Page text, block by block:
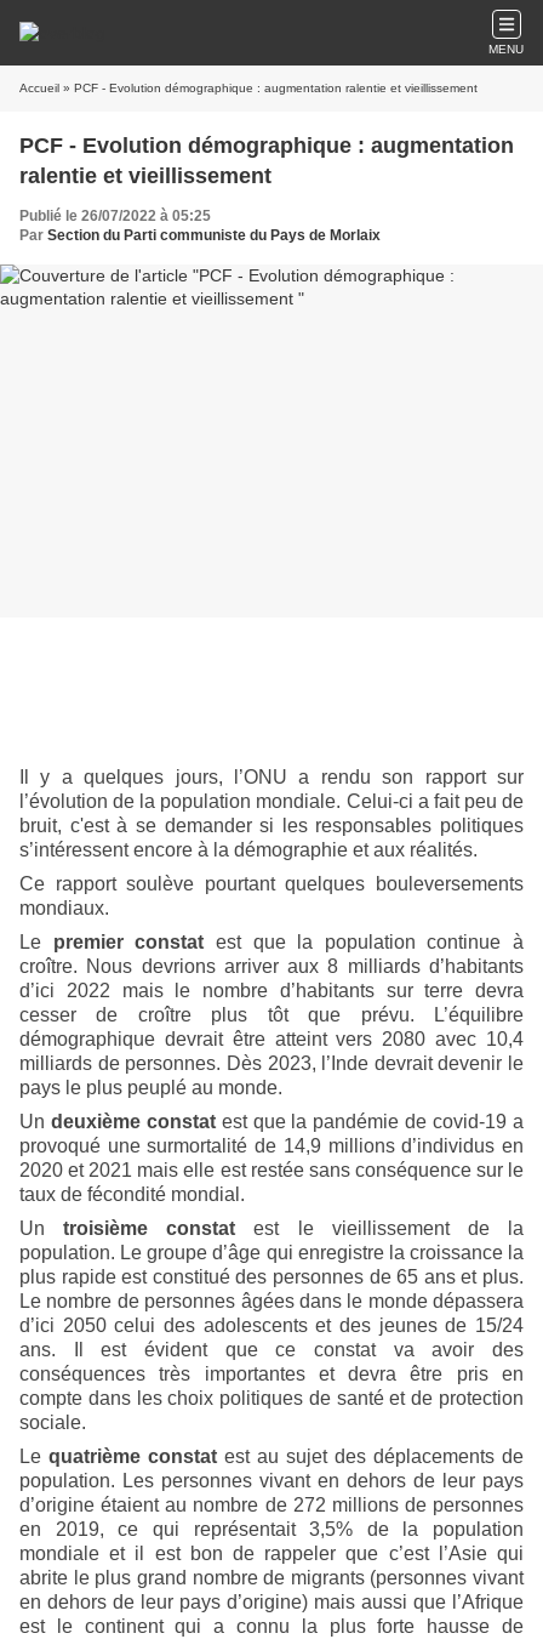
MENU
Accueil » PCF - Evolution démographique : augmentation ralentie et vieillissement
PCF - Evolution démographique : augmentation
ralentie et vieillissement
Publié le 26/07/2022 à 05:25
Par Section du Parti communiste du Pays de Morlaix
Il y a quelques jours, l’ONU a rendu son rapport sur
l’évolution de la population mondiale. Celui-ci a fait peu de
bruit, c'est à se demander si les responsables politiques
s’intéressent encore à la démographie et aux réalités.
Ce rapport soulève pourtant quelques bouleversements
mondiaux.
Le premier constat est que la population continue à
croître. Nous devrions arriver aux 8 milliards d’habitants
d’ici 2022 mais le nombre d’habitants sur terre devra
cesser de croître plus tôt que prévu. L’équilibre
démographique devrait être atteint vers 2080 avec 10,4
milliards de personnes. Dès 2023, l’Inde devrait devenir le
pays le plus peuplé au monde.
Un deuxième constatest que la pandémie de covid-19 a
provoqué une surmortalité de 14,9 millions d’individus en
2020 et 2021 mais elle est restée sans conséquence sur le
taux de fécondité mondial.
Untroisième constat est le vieillissement de la
population. Le groupe d’âge qui enregistre la croissance la
plus rapide est constitué des personnes de 65 ans et plus.
Le nombre de personnes âgées dans le monde dépassera
d’ici 2050 celui des adolescents et des jeunes de 15/24
ans. Il est évident que ce constat va avoir des
conséquences très importantes et devra être pris en
compte dans les choix politiques de santé et de protection
sociale.
Le quatrième constat est au sujet des déplacements de
population. Les personnes vivant en dehors de leur pays
d’origine étaient au nombre de 272 millions de personnes
en 2019, ce qui représentait 3,5% de la population
mondiale et il est bon de rappeler que c’est l’Asie qui
abrite le plus grand nombre de migrants (personnes vivant
en dehors de leur pays d’origine) mais aussi que l’Afrique
est le continent qui a connu la plus forte hausse de